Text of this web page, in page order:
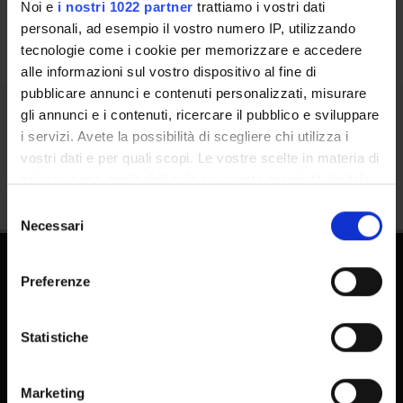
Noi e i nostri 1022 partner trattiamo i vostri dati
personali, ad esempio il vostro numero IP, utilizzando
tecnologie come i cookie per memorizzare e accedere
alle informazioni sul vostro dispositivo al fine di
pubblicare annunci e contenuti personalizzati, misurare
gli annunci e i contenuti, ricercare il pubblico e sviluppare
i servizi. Avete la possibilità di scegliere chi utilizza i
vostri dati e per quali scopi. Le vostre scelte in materia di
modificare o revocare il proprio consenso in qualsiasi
momento dalla Dichiarazione sui cookie o facendo clic
raccogliere informazioni sulla tua posizione
geografica, con un'approssimazione di qualche
Identificare il tuo dispositivo, scansionandolo
delNecessari
Preferenze
Statistiche
Marketing
Condividi